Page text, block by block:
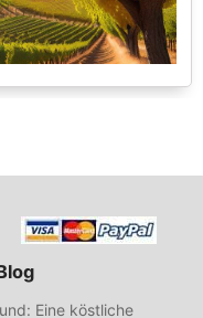
Eine köstliche